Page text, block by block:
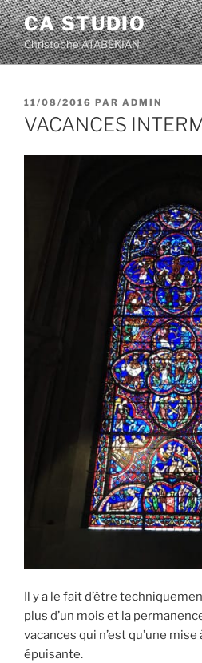
Aller
au
contenu
principal
CA STUDIO
Christophe ATABEKIAN
PUBLIÉ
LE
11/08/2016 PAR ADMIN
VACANCES
Il y a le fait d’être
plus d’un mois et la
vacances qui n’est qu’une
épuisante.